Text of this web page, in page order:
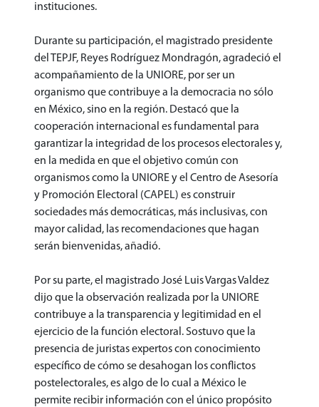
instituciones.
Durante su participación, el magistrado presidente
del TEPJF, Reyes Rodríguez Mondragón, agradeció el
acompañamiento de la UNIORE, por ser un
organismo que contribuye a la democracia no sólo
en México, sino en la región. Destacó que la
cooperación internacional es fundamental para
garantizar la integridad de los procesos electorales y,
en la medida en que el objetivo común con
organismos como la UNIORE y el Centro de Asesoría
y Promoción Electoral (CAPEL) es construir
sociedades más democráticas, más inclusivas, con
mayor calidad, las recomendaciones que hagan
serán bienvenidas, añadió.
Por su parte, el magistrado José Luis Vargas Valdez
dijo que la observación realizada por la UNIORE
contribuye a la transparencia y legitimidad en el
ejercicio de la función electoral. Sostuvo que la
presencia de juristas expertos con conocimiento
específico de cómo se desahogan los conflictos
postelectorales, es algo de lo cual a México le
permite recibir información con el único propósito